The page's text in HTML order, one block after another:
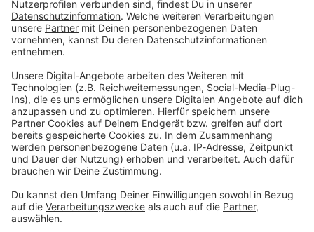
Du möchtest uns etwas sagen?
Studio Hotline
Kontaktformular
Sprachnachricht
© dpa-infocom, dpa:260707-930-349933/2